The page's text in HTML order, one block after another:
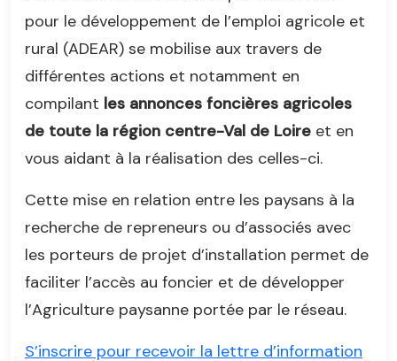
pour le développement de l’emploi agricole et
rural (ADEAR) se mobilise aux travers de
différentes actions et notamment en
compilant les annonces foncières agricoles
de toute la région centre-Val de Loire et en
vous aidant à la réalisation des celles-ci.
Cette mise en relation entre les paysans à la
recherche de repreneurs ou d’associés avec
les porteurs de projet d’installation permet de
faciliter l’accès au foncier et de développer
l’Agriculture paysanne portée par le réseau.
S’inscrire pour recevoir la lettre d’information